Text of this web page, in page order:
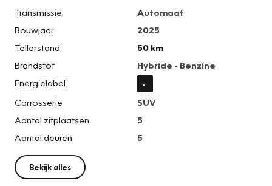
Transmissie
Automaat
Bouwjaar
2025
Tellerstand
50 km
Brandstof
Hybride - Benzine
Energielabel
-
Carrosserie
SUV
Aantal zitplaatsen
5
Aantal deuren
5
Bekijk alles